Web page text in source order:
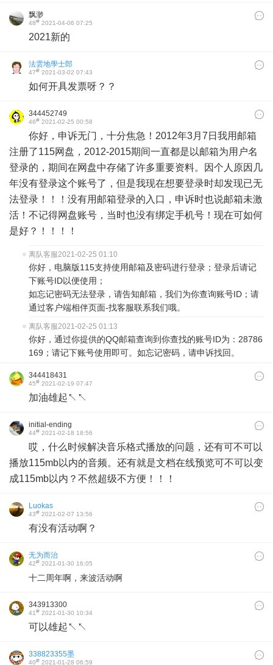
飘渺
48# 2021-04-06 07:25
2021新的
法雲地學士郎
47# 2021-03-02 07:43
如何开具发票呀？？
344452749
46# 2021-02-25 00:58
你好，申诉无门，十分焦急！2012年3月7日我用邮箱
注册了115网盘，2012-2015期间一直都是以邮箱为用户名
登录的，期间在网盘中存储了许多重要资料。因个人原因几
年没有登录这个账号了，但是我现在想要登录时却发现已无
法登录！！！没有用邮箱登录的入口，申诉时也说邮箱未激
活！不记得网盘账号，当时也没有绑定手机号！现在可如何
是好？！！！！
离队客服2021-02-25 01:10
你好，电脑版115支持使用邮箱及密码进行登录；登录后请记
下账号ID以便使用；
如忘记密码无法登录，请告知邮箱，我们为你查询账号ID；请
通过客户端相伴页面-找客服联系我们哦。
离队客服2021-02-25 01:13
你好，通过你提供的QQ邮箱查询到你查找的账号ID为：28786
169；请记下账号使用即可。如忘记密码，请申诉找回。
344418431
45# 2021-02-19 07:47
加油雄起↖↖
initial-ending
44# 2021-02-18 18:56
哎，什么时候解决音乐格式播放的问题，还有可不可以
播放115mb以内的音频。还有就是文档在线预览可不可以变
成115mb以内？不然超级不方便！！！
Luokas
43# 2021-02-07 13:56
有没有活动啊？
无为而治
42# 2021-01-30 16:05
十二周年啊，来波活动啊
343913300
41# 2021-01-30 10:34
可以雄起↖↖
338823355墨
40# 2021-01-28 06:59